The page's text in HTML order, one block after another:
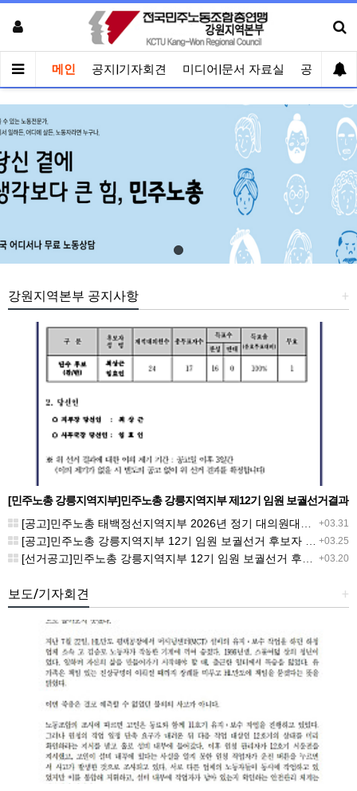
메인 공지|기자회견 미디어|문서 자료실 공유게시
+
강원지역본부 공지사항
[민주노총 강릉지역지부]민주노총 강릉지역지부 제12기 임원 보궐선거결과
공고
+03.31
[공고]민주노총 태백정선지역지부 2026년 정기 대의원대회 재소집 건
+03.25
[공고]민주노총 강릉지역지부 12기 임원 보궐선거 후보자 확정 공고
+03.20
[선거공고]민주노총 강릉지역지부 12기 임원 보궐선거 후보 등록 기간 연장 공고
+
보도/기자회견